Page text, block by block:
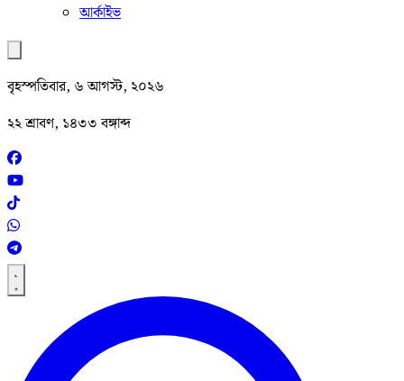
আর্কাইভ
বৃহস্পতিবার, ৬ আগস্ট, ২০২৬
২২ শ্রাবণ, ১৪৩৩ বঙ্গাব্দ